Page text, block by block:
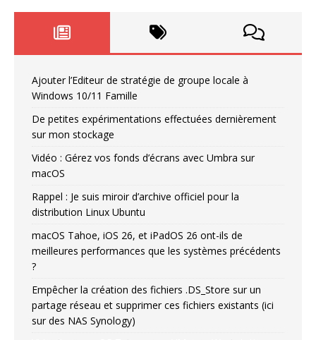
Ajouter l’Editeur de stratégie de groupe locale à
Windows 10/11 Famille
De petites expérimentations effectuées dernièrement
sur mon stockage
Vidéo : Gérez vos fonds d’écrans avec Umbra sur
macOS
Rappel : Je suis miroir d’archive officiel pour la
distribution Linux Ubuntu
macOS Tahoe, iOS 26, et iPadOS 26 ont-ils de
meilleures performances que les systèmes précédents
?
Empêcher la création des fichiers .DS_Store sur un
partage réseau et supprimer ces fichiers existants (ici
sur des NAS Synology)